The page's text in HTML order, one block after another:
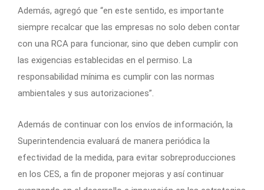
Además, agregó que “en este sentido, es importante
siempre recalcar que las empresas no solo deben contar
con una RCA para funcionar, sino que deben cumplir con
las exigencias establecidas en el permiso. La
responsabilidad mínima es cumplir con las normas
ambientales y sus autorizaciones”.
Además de continuar con los envíos de información, la
Superintendencia evaluará de manera periódica la
efectividad de la medida, para evitar sobreproducciones
en los CES, a fin de proponer mejoras y así continuar